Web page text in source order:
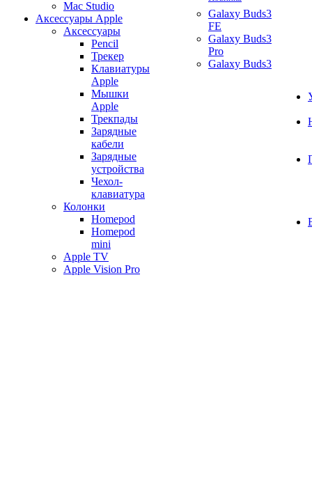
Mac Studio
Аксессуары Apple
Аксессуары
Pencil
Трекер
Клавиатуры
Apple
Мышки
Apple
Трекпады
Зарядные
кабели
Зарядные
устройства
Чехол-
клавиатура
Колонки
Homepod
Homepod
mini
Apple TV
Apple Vision Pro
Galaxy Buds3
FE
Galaxy Buds3
Pro
Galaxy Buds3